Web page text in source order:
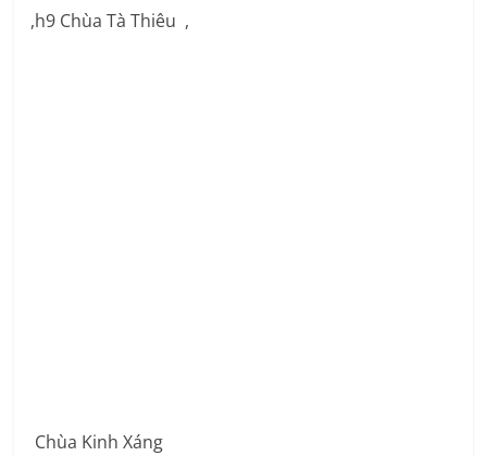
,h9 Chùa Tà Thiêu ,
Chùa Kinh Xáng